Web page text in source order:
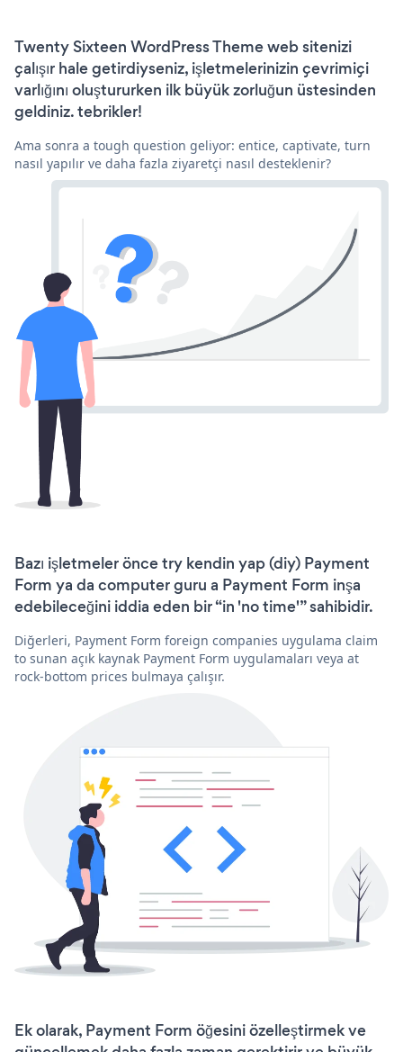
Twenty Sixteen WordPress Theme web sitenizi
çalışır hale getirdiyseniz, işletmelerinizin çevrimiçi
varlığını oluştururken ilk büyük zorluğun üstesinden
geldiniz. tebrikler!
Ama sonra a tough question geliyor: entice, captivate, turn
nasıl yapılır ve daha fazla ziyaretçi nasıl desteklenir?
Bazı işletmeler önce try kendin yap (diy) Payment
Form ya da computer guru a Payment Form inşa
edebileceğini iddia eden bir “in 'no time'” sahibidir.
Diğerleri, Payment Form foreign companies uygulama claim
to sunan açık kaynak Payment Form uygulamaları veya at
rock-bottom prices bulmaya çalışır.
Ek olarak, Payment Form öğesini özelleştirmek ve